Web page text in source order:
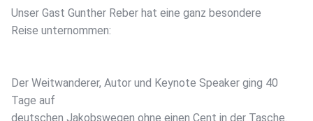
Unser Gast Gunther Reber hat eine ganz besondere
Reise unternommen:
Der Weitwanderer, Autor und Keynote Speaker ging 40
Tage auf
deutschen Jakobswegen ohne einen Cent in der Tasche.